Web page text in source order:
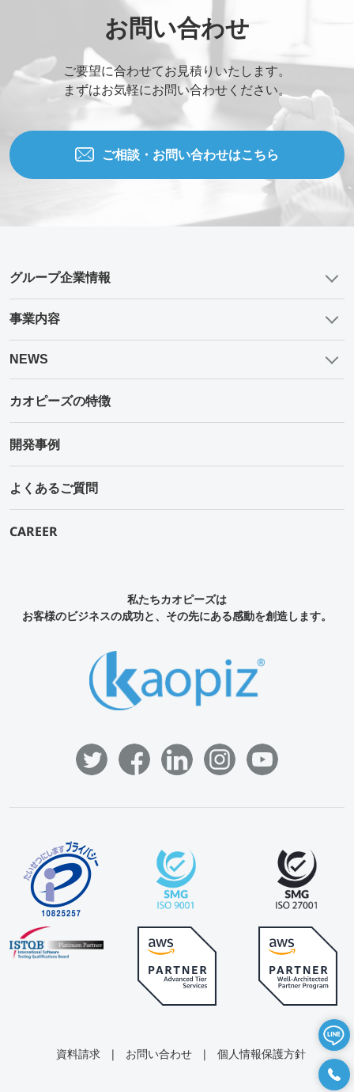
お問い合わせ
ご要望に合わせてお見積りいたします。
まずはお気軽にお問い合わせください。
ご相談・お問い合わせはこちら
グループ企業情報
事業内容
NEWS
カオピーズの特徴
開発事例
よくあるご質問
CAREER
私たちカオピーズは
お客様のビジネスの成功と、その先にある感動を創造します。
資料請求 | お問い合わせ | 個人情報保護方針